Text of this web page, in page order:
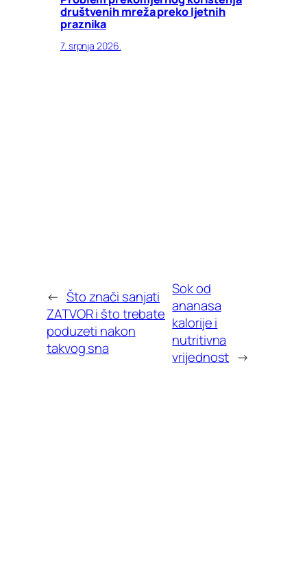
društvenih mreža preko ljetnih
praznika
7. srpnja 2026.
← Što znači sanjati
ZATVOR i što trebate
poduzeti nakon
takvog sna
Sok od
ananasa
kalorije i
nutritivna
vrijednost →